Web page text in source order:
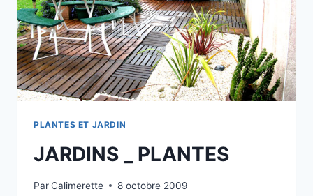
PLANTES ET JARDIN
JARDINS _ PLANTES
ParCalimerette 8 octobre 2009